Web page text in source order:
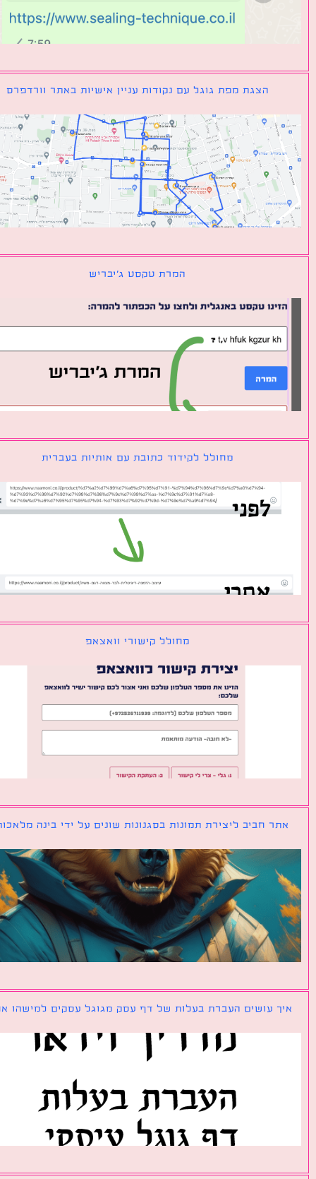
הצגת מפת גוגל עם נקודות עניין אישיות באתר וורדפרס
המרת טקסט ג׳יבריש
מחולל לקידוד כתובת עם אותיות בעברית
מחולל קישורי וואצאפ
חביב ליצירת תמונות בסגנונות שונים על ידי בינה מלאכותית
עושים העברת בעלות של דף עסק מגוגל עסקים למישהו אחר?